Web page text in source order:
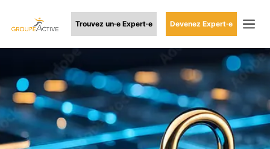
Trouvez un·e Expert·e Devenez Expert·e